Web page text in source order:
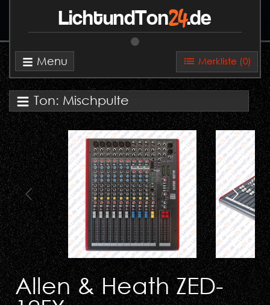
Merkliste (0)
Menu
LichtundTon24.de
Ton: Mischpulte
Allen & Heath ZED-